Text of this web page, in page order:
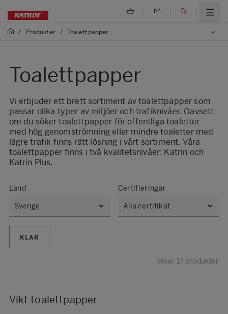
/ Produkter / Toalettpapper
Toalettpapper
Vi erbjuder ett brett sortiment av toalettpapper som
passar olika typer av miljöer och trafiknivåer. Oavsett
om du söker toalettpapper för offentliga toaletter
med hög genomströmning eller mindre toaletter med
lägre trafik finns rätt lösning i vårt sortiment. Våra
toalettpapper finns i två kvalitetsnivåer: Katrin och
Katrin Plus.
Land Certifieringar
KLAR
Visar 17 produkter
Vikt toalettpapper